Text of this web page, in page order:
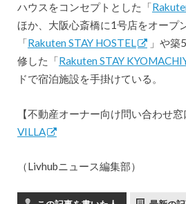
ハウスをコンセプトとした「
ほか、大阪心斎橋に1号店をオープ
「Rakuten STAY HOSTEL
」や築
修した「Rakuten STAY
ドで宿泊施設を手掛けている。
【不動産オーナー向け問い合わせ窓
VILLA
（Livhubニュース編集部）